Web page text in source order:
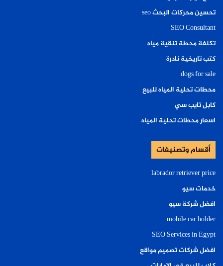
تحسين محركات البحث seo
SEO Consultant
تكلفة محطة تنقية مياه
كتب تاريخية نادرة
dogs for sale
محطات تحلية المياه للبيع
كابل تايب سي
اسعار محطات تحلية المياه
أقسام وتصنيفات
labrador retriever price
خدمات سيو
افضل شركة سيو
mobile car holder
SEO Services in Egypt
افضل شركات تصميم مواقع